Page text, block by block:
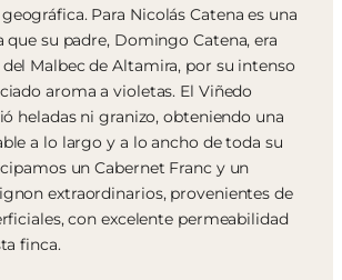
Para Nicolás Catena es una
que su padre, Domingo Catena, era
Malbec de Altamira, por su intenso
aroma a violetas. El Viñedo
heladas ni granizo, obteniendo una
a lo largo y a lo ancho de toda su
un Cabernet Franc y un
extraordinarios, provenientes de
con excelente permeabilidad
finca.